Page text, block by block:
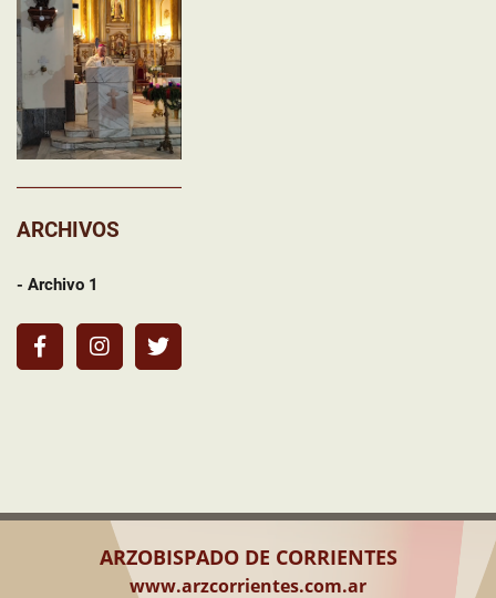
ARCHIVOS
- Archivo 1
ARZOBISPADO DE CORRIENTES
www.arzcorrientes.com.ar